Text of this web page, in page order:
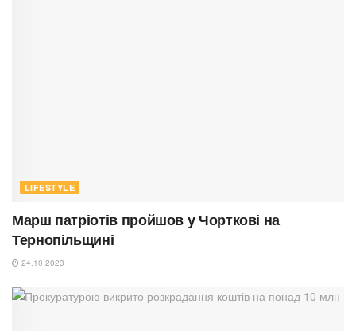
LIFESTYLE
Марш патріотів пройшов у Чорткові на
Тернопільщині
24.10.2023